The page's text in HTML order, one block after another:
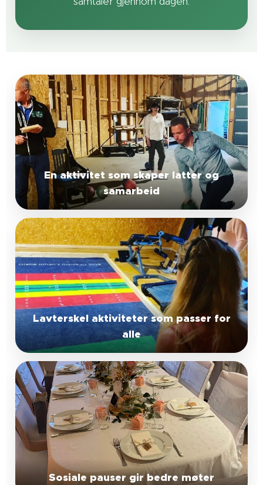
En aktivitet som skaper latter og
samarbeid
Lavterskel aktiviteter som passer for
alle
Sosiale pauser gir bedre møter